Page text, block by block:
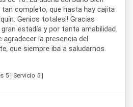
completo, que hasta hay cajita
Genios totales!! Gracias
estadía y por tanta amabilidad.
agradecer la presencia del
que siempre iba a saludarnos.
5 | Servicio 5 |